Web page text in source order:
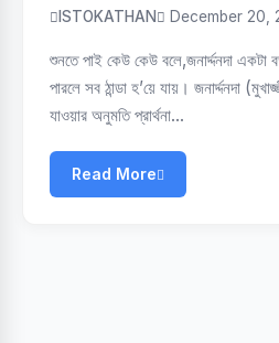
ISTOKATHAN December 20,
শুনতে পাই কেউ কেউ বলে,জনার্দ্দনদা একটা
পারলে সব ঠান্ডা হ’য়ে যায়। জনার্দ্দনদা
যাওয়ার অনুমতি প্রার্থনা…
Read More